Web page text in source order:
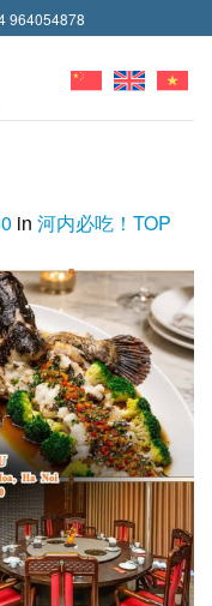
964054878
in 河内必吃！TOP